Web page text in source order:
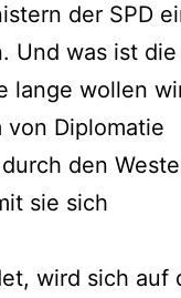
der SPD
Und was ist die
lange wollen
von Diplomatie
den
sie sich
wird sich auf